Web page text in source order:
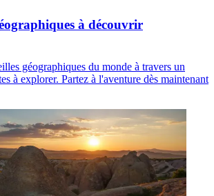
à découvrir
géographiques du monde à travers un
à explorer. Partez à l'aventure dès maintenant